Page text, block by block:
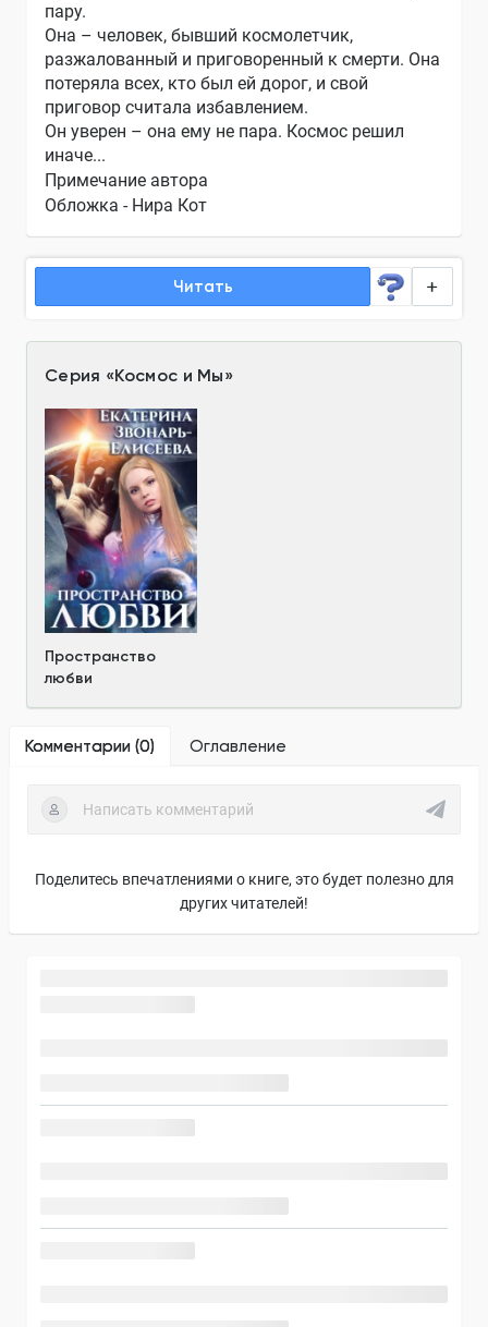
пару.
Она – человек, бывший космолетчик,
разжалованный и приговоренный к смерти. Она
потеряла всех, кто был ей дорог, и свой
приговор считала избавлением.
Он уверен – она ему не пара. Космос решил
иначе...
Примечание автора
Обложка - Нира Кот
Читать
Серия «Космос и Мы»
Пространство
любви
Комментарии (0) Оглавление
Поделитесь впечатлениями о книге, это будет полезно для
других читателей!